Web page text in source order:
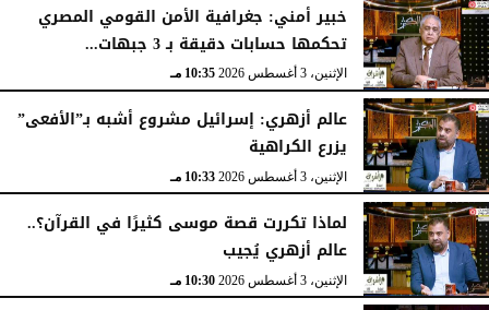
خبير أمني: جغرافية الأمن القومي المصري
تحكمها حسابات دقيقة بـ 3 جبهات...
الإثنين، 3 أغسطس 2026 10:35 مـ
عالم أزهري: إسرائيل مشروع أشبه بـ”الأفعى”
يزرع الكراهية
الإثنين، 3 أغسطس 2026 10:33 مـ
لماذا تكررت قصة موسى كثيرًا في القرآن؟..
عالم أزهري يُجيب
الإثنين، 3 أغسطس 2026 10:30 مـ